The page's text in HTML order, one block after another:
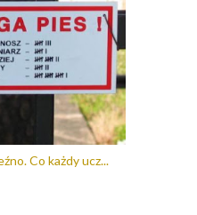
Co każdy ucz...